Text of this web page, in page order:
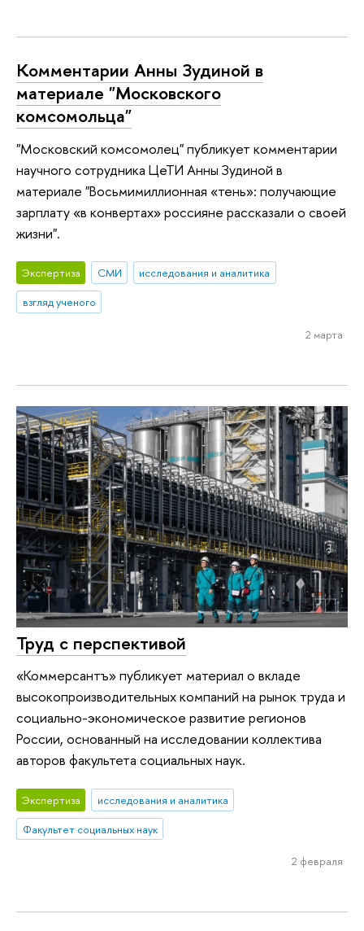
Комментарии Анны Зудиной в
материале "Московского
комсомольца"
"Московский комсомолец" публикует комментарии
научного сотрудника ЦеТИ Анны Зудиной в
материале "Восьмимиллионная «тень»: получающие
зарплату «в конвертах» россияне рассказали о своей
жизни".
Экспертиза СМИ
исследования и аналитика
взгляд ученого
2 марта
Труд с перспективой
«Коммерсантъ» публикует материал о вкладе
высокопроизводительных компаний на рынок труда и
социально-экономическое развитие регионов
России, основанный на исследовании коллектива
авторов факультета социальных наук.
Экспертиза
исследования и аналитика
Факультет социальных наук
2 февраля